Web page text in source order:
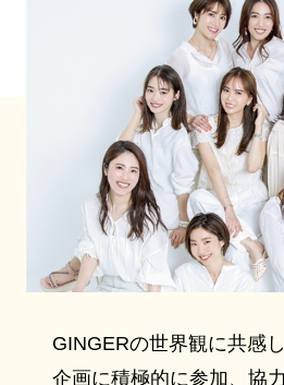
GINGERの世界観に共感
企画に積極的に参加、協